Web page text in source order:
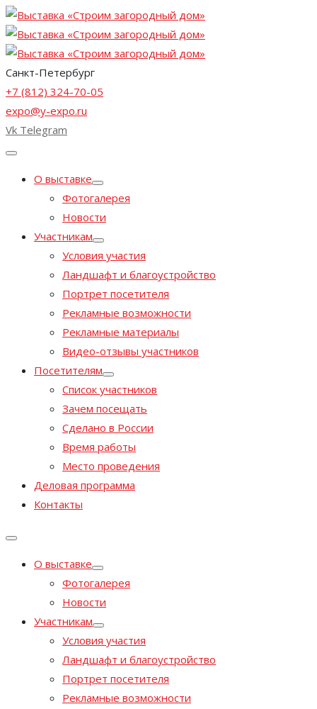
Санкт-Петербург
+7 (812) 324-70-05
expo@y-expo.ru
Vk Telegram
О выставке
Фотогалерея
Новости
Участникам
Условия участия
Ландшафт и благоустройство
Портрет посетителя
Рекламные возможности
Рекламные материалы
Видео-отзывы участников
Посетителям
Список участников
Зачем посещать
Сделано в России
Время работы
Место проведения
Деловая программа
Контакты
О выставке
Фотогалерея
Новости
Участникам
Условия участия
Ландшафт и благоустройство
Портрет посетителя
Рекламные возможности